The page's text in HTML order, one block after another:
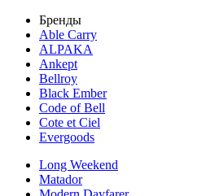
Бренды
Able Carry
ALPAKA
Ankept
Bellroy
Black Ember
Code of Bell
Cote et Ciel
Evergoods
Long Weekend
Matador